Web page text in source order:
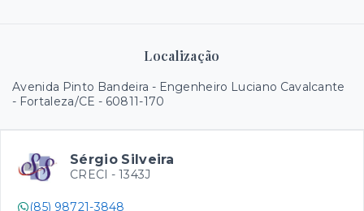
Localização
Avenida Pinto Bandeira - Engenheiro Luciano Cavalcante
- Fortaleza/CE - 60811-170
Sérgio Silveira
CRECI - 1343J
(85) 98721-3848